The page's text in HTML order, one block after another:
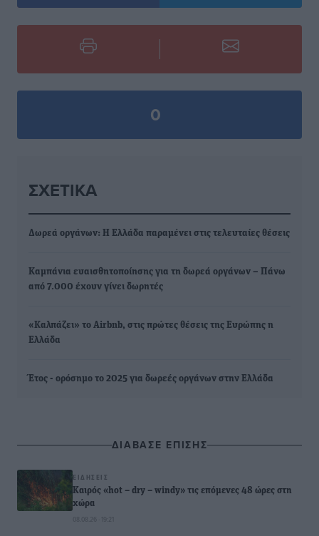
0
ΣΧΕΤΙΚΆ
Δωρεά οργάνων: Η Ελλάδα παραμένει στις τελευταίες θέσεις
Kαμπάνια ευαισθητοποίησης για τη δωρεά οργάνων – Πάνω
από 7.000 έχουν γίνει δωρητές
«Καλπάζει» το Airbnb, στις πρώτες θέσεις της Ευρώπης η
Ελλάδα
Έτος - ορόσημο το 2025 για δωρεές οργάνων στην Ελλάδα
ΔΙΑΒΑΣΕ ΕΠΙΣΗΣ
ΕΙΔΉΣΕΙΣ
Καιρός «hot – dry – windy» τις επόμενες 48 ώρες στη
χώρα
08.08.26 · 19:21